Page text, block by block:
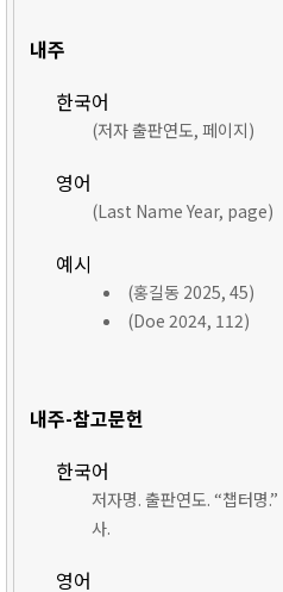
내주
한국어
(저자 출판연도, 페이지)
영어
(Last Name Year, page)
예시
(홍길동 2025, 45)
(Doe 2024, 112)
내주-참고문헌
한국어
저자명. 출판연도. “챕터명.”
사.
영어